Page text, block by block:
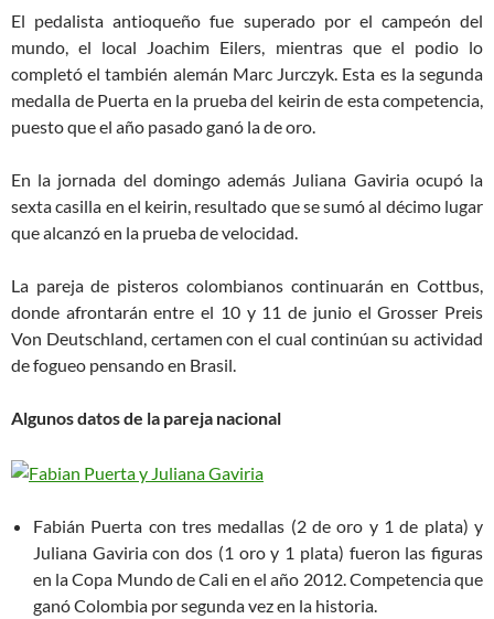
El pedalista antioqueño fue superado por el campeón del
mundo, el local Joachim Eilers, mientras que el podio lo
completó el también alemán Marc Jurczyk. Esta es la segunda
medalla de Puerta en la prueba del keirin de esta competencia,
puesto que el año pasado ganó la de oro.
En la jornada del domingo además Juliana Gaviria ocupó la
sexta casilla en el keirin, resultado que se sumó al décimo lugar
que alcanzó en la prueba de velocidad.
La pareja de pisteros colombianos continuarán en Cottbus,
donde afrontarán entre el 10 y 11 de junio el Grosser Preis
Von Deutschland, certamen con el cual continúan su actividad
de fogueo pensando en Brasil.
Algunos datos de la pareja nacional
Fabián Puerta con tres medallas (2 de oro y 1 de plata) y
Juliana Gaviria con dos (1 oro y 1 plata) fueron las figuras
en la Copa Mundo de Cali en el año 2012. Competencia que
ganó Colombia por segunda vez en la historia.